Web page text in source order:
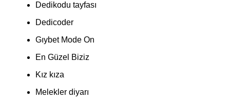
Dedikodu tayfası
Dedicoder
Gıybet Mode On
En Güzel Biziz
Kız kıza
Melekler diyarı